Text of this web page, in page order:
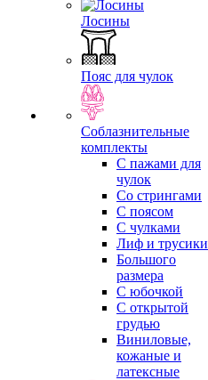
Лосины
Пояс для чулок
Соблазнительные
комплекты
С пажами для
чулок
Со стрингами
С поясом
С чулками
Лиф и трусики
Большого
размера
С юбочкой
С открытой
грудью
Виниловые,
кожаные и
латексные